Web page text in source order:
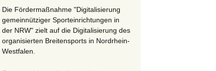
Die Fördermaßnahme "Digitalisierung
gemeinnütziger Sporteinrichtungen in
der NRW" zielt auf die Digitalisierung des
organisierten Breitensports in Nordrhein-
Westfalen.